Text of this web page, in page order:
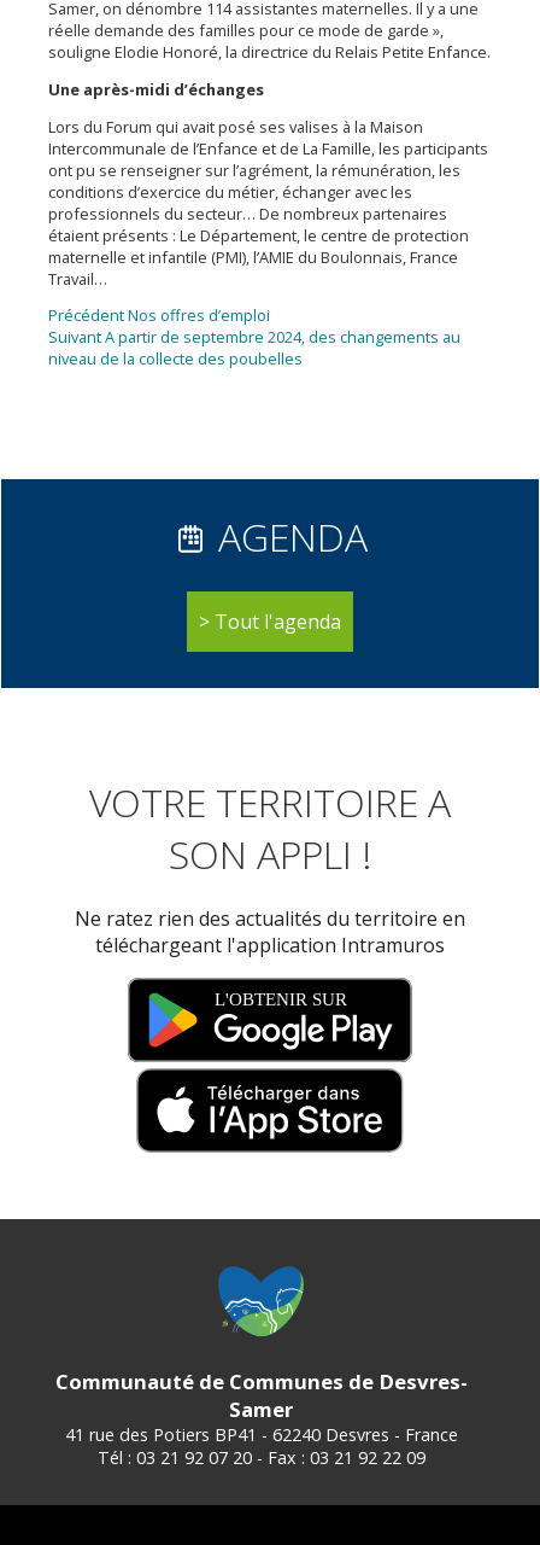
Samer, on dénombre 114 assistantes maternelles. Il y a une
réelle demande des familles pour ce mode de garde »,
souligne Elodie Honoré, la directrice du Relais Petite Enfance.
Une après-midi d’échanges
Lors du Forum qui avait posé ses valises à la Maison
Intercommunale de l’Enfance et de La Famille, les participants
ont pu se renseigner sur l’agrément, la rémunération, les
conditions d’exercice du métier, échanger avec les
professionnels du secteur… De nombreux partenaires
étaient présents : Le Département, le centre de protection
maternelle et infantile (PMI), l’AMIE du Boulonnais, France
Travail…
Navigation
de
PrécédentArticle
précédent :
Nos offres d’emploi
SuivantArticle
suivant :
A partir de septembre 2024, des changements au
niveau de la collecte des poubelles
AGENDA
Tout l'agenda
VOTRE TERRITOIRE A
SON APPLI !
Ne ratez rien des actualités du territoire en
téléchargeant l'application Intramuros
Communauté de Communes de Desvres-
Samer
41 rue des Potiers BP41 - 62240 Desvres - France
Tél : 03 21 92 07 20 - Fax : 03 21 92 22 09